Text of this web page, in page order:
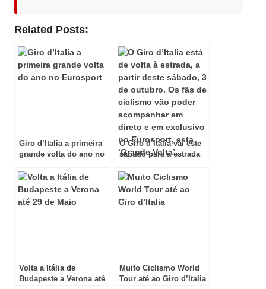
Related Posts:
Giro d’Italia a primeira
grande volta do ano no
O Giro d´Itália vai este
sábado para a estrada
Volta a Itália de
Budapeste a Verona até
Muito Ciclismo World
Tour até ao Giro d’Italia